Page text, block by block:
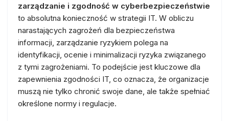
zarządzanie i zgodność w cyberbezpieczeństwie
to absolutna konieczność w strategii IT. W obliczu
narastających zagrożeń dla bezpieczeństwa
informacji, zarządzanie ryzykiem polega na
identyfikacji, ocenie i minimalizacji ryzyka związanego
z tymi zagrożeniami. To podejście jest kluczowe dla
zapewnienia zgodności IT, co oznacza, że organizacje
muszą nie tylko chronić swoje dane, ale także spełniać
określone normy i regulacje.